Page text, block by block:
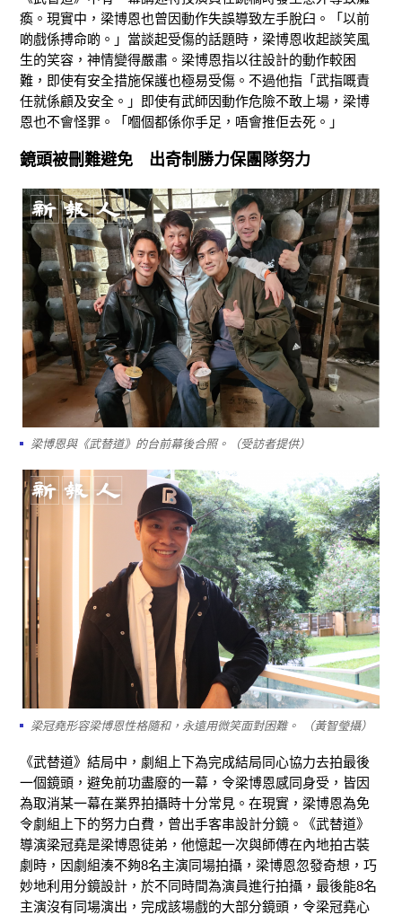
瘓。現實中，梁博恩也曾因動作失誤導致左手脫臼。「以前
啲戲係搏命啲。」當談起受傷的話題時，梁博恩收起談笑風
生的笑容，神情變得嚴肅。梁博恩指以往設計的動作較困
難，即使有安全措施保護也極易受傷。不過他指「武指嘅責
任就係顧及安全。」即使有武師因動作危險不敢上場，梁博
恩也不會怪罪。「嗰個都係你手足，唔會推佢去死。」
鏡頭被刪難避免 出奇制勝力保團隊努力
梁博恩與《武替道》的台前幕後合照。（受訪者提供）
梁冠堯形容梁博恩性格隨和，永遠用微笑面對困難。 （黃智瑩攝）
《武替道》結局中，劇組上下為完成結局同心協力去拍最後
一個鏡頭，避免前功盡廢的一幕，令梁博恩感同身受，皆因
為取消某一幕在業界拍攝時十分常見。在現實，梁博恩為免
令劇組上下的努力白費，曾出手客串設計分鏡。《武替道》
導演梁冠堯是梁博恩徒弟，他憶起一次與師傅在內地拍古裝
劇時，因劇組湊不夠8名主演同場拍攝，梁博恩忽發奇想，巧
妙地利用分鏡設計，於不同時間為演員進行拍攝，最後能8名
主演沒有同場演出，完成該場戲的大部分鏡頭，令梁冠堯心